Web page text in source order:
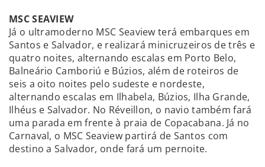
MSC SEAVIEW
Já o ultramoderno MSC Seaview terá embarques em
Santos e Salvador, e realizará minicruzeiros de três e
quatro noites, alternando escalas em Porto Belo,
Balneário Camboriú e Búzios, além de roteiros de
seis a oito noites pelo sudeste e nordeste,
alternando escalas em Ilhabela, Búzios, Ilha Grande,
Ilhéus e Salvador. No Réveillon, o navio também fará
uma parada em frente à praia de Copacabana. Já no
Carnaval, o MSC Seaview partirá de Santos com
destino a Salvador, onde fará um pernoite.